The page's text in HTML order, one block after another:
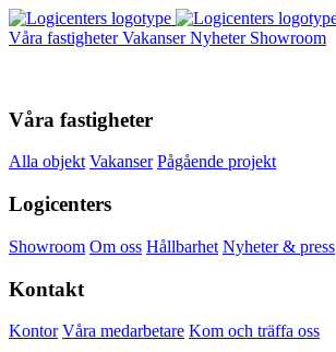
Våra fastigheterVakanserNyheter Showroom
Våra fastigheter
Alla objekt Vakanser Pågående projekt
Logicenters
Showroom Om oss Hållbarhet Nyheter & press
Kontakt
Kontor Våra medarbetare Kom och träffa oss